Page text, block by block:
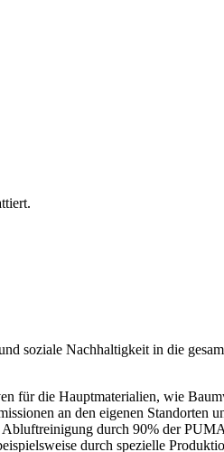
soziale Nachhaltigkeit in die
für die Hauptmaterialien, wie
an den eigenen Standorten
durch 90% der
durch spezielle